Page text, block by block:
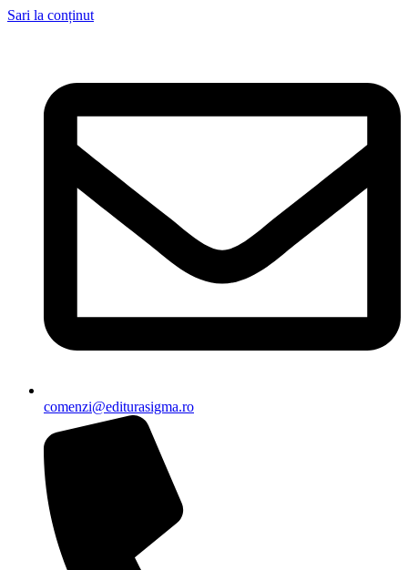
Sari la conținut
comenzi@editurasigma.ro